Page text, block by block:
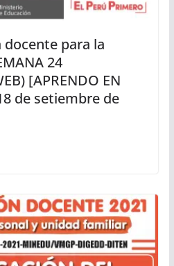
docente para la
24
[APRENDO EN
de setiembre de